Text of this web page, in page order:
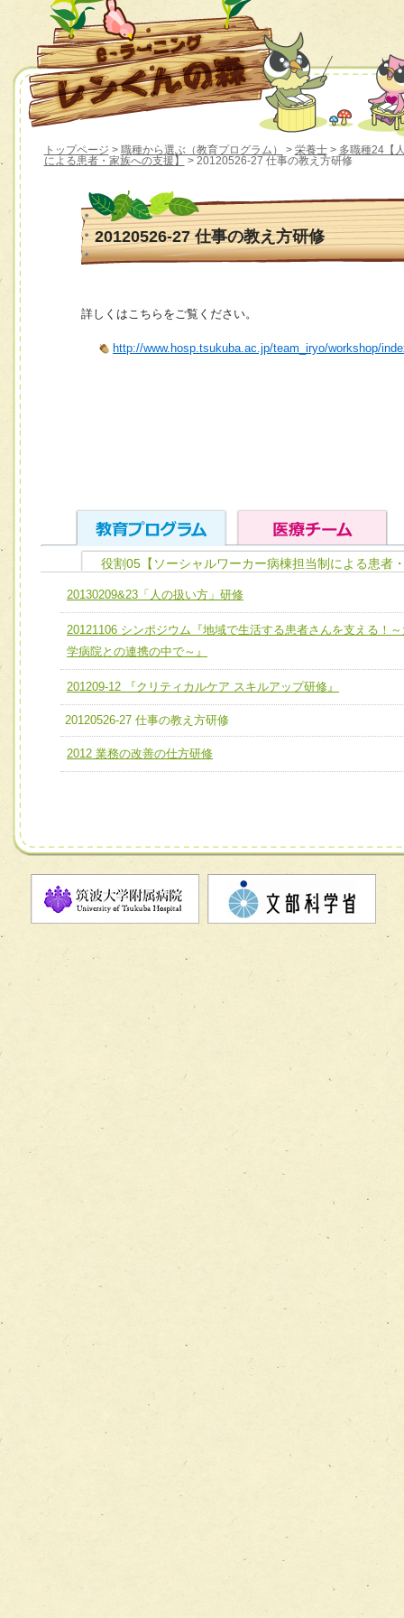
トップページ > 職種から選ぶ（教育プログラム） > 栄養士> 多職種24【
による患者・家族への支援】
> 20120526-27 仕事の教え方研修
20120526-27 仕事の教え方研修
詳しくはこちらをご覧ください。
http://www.hosp.tsukuba.ac.jp/team_iryo/workshop/
ユニット１ 医療人としての基礎能力
全人的医療を実践する医療人として、必要な基礎能力を身
ける
必要に応じて柔軟に医療チームを組織し、強調できる
ユニット３ 多職種連携力
他職種の視点とスキルを学び、相互理解と連携を深める
チーム01【病院内横断的問題解決チーム】
チーム02【地域医療連携推進による高度医療を必要とする
宅患者等支援チーム】
チーム08【地域関係機関と連携した小児リハビリテーショ
チーム09【術前から始める周術期リハビリテーションチー
チーム10【包括的リハビリテーションコンサルテーション
役割05【ソーシャルワーカー病棟担当制による患者
20130209&23「人の扱い方」研修
20121106 シンポジウム『地域で生活する患者さんを支える！
学病院との連携の中で～』
201209-12 『クリティカルケア スキルアップ研修』
20120526-27 仕事の教え方研修
2012 業務の改善の仕方研修